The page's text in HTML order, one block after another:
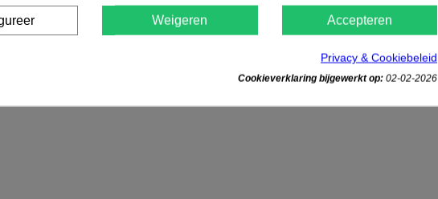
Weigeren Accepteren
Privacy & Cookiebeleid
Cookieverklaring bijgewerkt op: 02-02-2026